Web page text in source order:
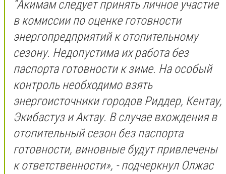
“Акимам следует принять личное участие
в комиссии по оценке готовности
энергопредприятий к отопительному
сезону. Недопустима их работа без
паспорта готовности к зиме. На особый
контроль необходимо взять
энергоисточники городов Риддер, Кентау,
Экибастуз и Актау. В случае вхождения в
отопительный сезон без паспорта
готовности, виновные будут привлечены
к ответственности», - подчеркнул Олжас